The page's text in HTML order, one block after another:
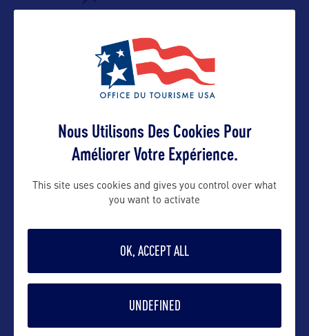
ADRESSES
Suivre
DANS LA MÊME CATEGORIE
Nous Utilisons Des Cookies Pour
Améliorer Votre Expérience.
This site uses cookies and gives you control over what
you want to activate
OK, ACCEPT ALL
UNDEFINED